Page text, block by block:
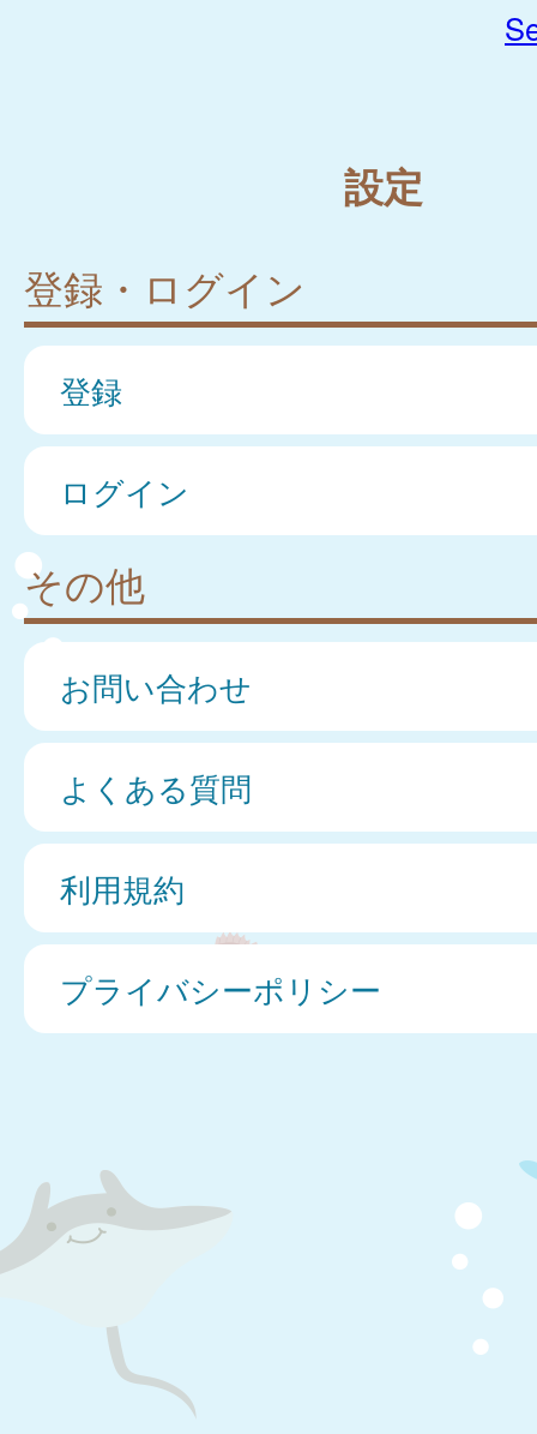
設定
登録・ログイン
登録
ログイン
その他
お問い合わせ
よくある質問
利用規約
プライバシーポリシー